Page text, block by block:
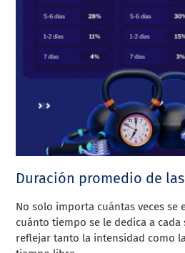
Duración promedio de
No solo importa cuántas veces se
cuánto tiempo se le dedica a cada
reflejar tanto la intensidad como